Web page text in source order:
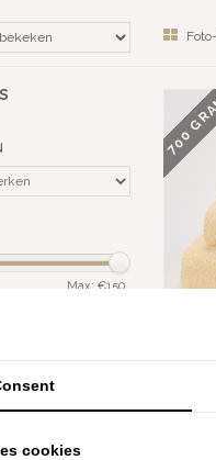
Max: €150
(2)
700
cookies